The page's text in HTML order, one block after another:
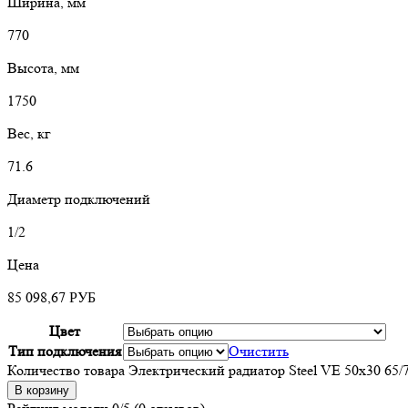
770
Высота, мм
1750
Вес, кг
71.6
Диаметр подключений
1/2
Цена
85 098,67 РУБ
Цвет
Тип подключения
Очистить
Количество товара Электрический радиатор Steel VE 50х30 65/
В корзину